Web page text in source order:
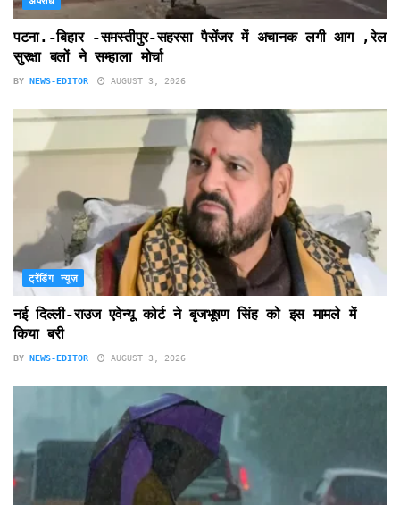
पटना.-बिहार -समस्तीपुर-सहरसा पैसेंजर में अचानक लगी आग ,रेल
सुरक्षा बलों ने सम्हाला मोर्चा
BY NEWS-EDITOR AUGUST 3, 2026
ट्रेंडिंग न्यूज़
नई दिल्ली-राउज एवेन्यू कोर्ट ने बृजभूषण सिंह को इस मामले में
किया बरी
BY NEWS-EDITOR AUGUST 3, 2026